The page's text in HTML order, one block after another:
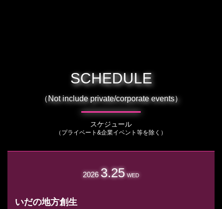
SCHEDULE
（Not include private/corporate events）
スケジュール
（プライベート&企業イベント等を除く）
2026 3.25 WED
いだの地方創生